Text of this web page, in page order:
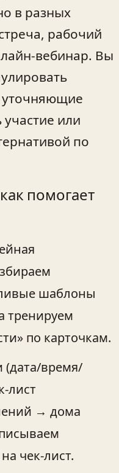
в разных
рабочий
вебинар. Вы
уточняющие
или
по
помогает
шаблоны
тренируем
по карточкам.
(дата/время/
лист
→ дома
чек-лист.